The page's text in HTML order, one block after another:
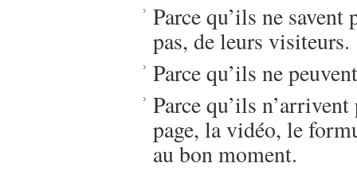
Parce qu’ils ne
pas, de leurs visiteurs.
Parce qu’ils ne
Parce qu’ils
page, la vidéo, le
au bon moment.